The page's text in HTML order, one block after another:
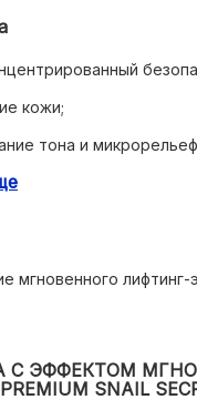
кожи;
тона и
увлажнение и
мгновенного лифтинг-
С ЭФФЕКТОМ
SNAIL